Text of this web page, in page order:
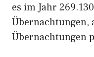
es im Jahr
Übernachtungen,
Übernachtungen